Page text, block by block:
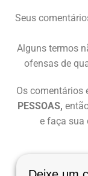
Seus
Alguns termos
ofensas de
Os comentários
PESSOAS,
e faça sua